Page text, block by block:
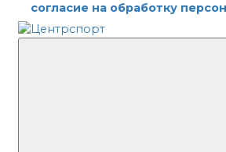
согласие на обработку